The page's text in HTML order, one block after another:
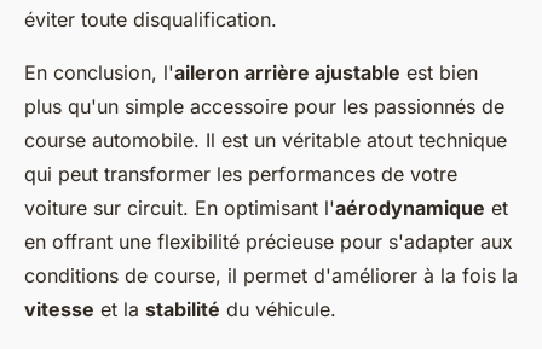
éviter toute disqualification.
En conclusion, l'aileron arrière ajustable est bien
plus qu'un simple accessoire pour les passionnés de
course automobile. Il est un véritable atout technique
qui peut transformer les performances de votre
voiture sur circuit. En optimisant l'aérodynamique et
en offrant une flexibilité précieuse pour s'adapter aux
conditions de course, il permet d'améliorer à la fois la
vitesse et la stabilité du véhicule.